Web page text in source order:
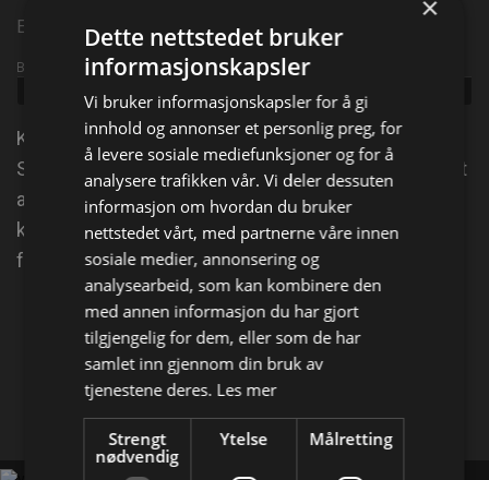
Episode 3
Broadcast info
2025
Kylie er på jakt etter det ultimate strandhuset på
Sydneys Northern Beaches. Med fire små barn og et
aktivt familieliv, ser hun etter et hjem som
kombinerer vakker kystnatur med praktisk
funksjonalitet.
Facebook X
×
Dette nettstedet bruker
informasjonskapsler
Vi bruker informasjonskapsler for å gi
innhold og annonser et personlig preg, for
å levere sosiale mediefunksjoner og for å
analysere trafikken vår. Vi deler dessuten
informasjon om hvordan du bruker
nettstedet vårt, med partnerne våre innen
sosiale medier, annonsering og
analysearbeid, som kan kombinere den
med annen informasjon du har gjort
tilgjengelig for dem, eller som de har
samlet inn gjennom din bruk av
tjenestene deres. Les mer
Strengt
nødvendig
Ytelse Målretting